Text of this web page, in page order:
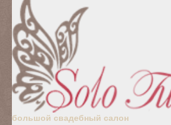
большой свадебный салон